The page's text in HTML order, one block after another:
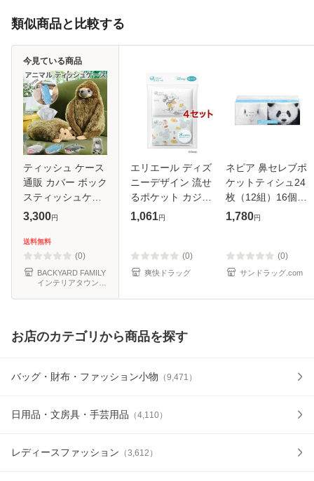
類似商品と比較する
ティッシュ ケース
通販 カバー ボック
スティッシュケー
ス ボックスティッ
シュケース ティッ
シュカバー かわい
い セト
3,300円
送料無料
(0)
BACKYARD FAMILY
インテリアタウン
店
今見ている商品
エリエール ディズ
ニーデザイン 流せ
るポケット カジュ
アル(6パック入×4
ッシュ]
1,061円
(0)
爽快ドラッグ
ネピア 鼻セレブポ
ケットティシュ24
枚（12組）16個パ
ック【5個セット】
1,780円
(0)
サンドラッグ.com
お店のカテゴリから商品を探す
バッグ・財布・ファッション小物 （9,471 ）
日用品・文房具・手芸用品 （4,110）
レディースファッション （3,612 ）